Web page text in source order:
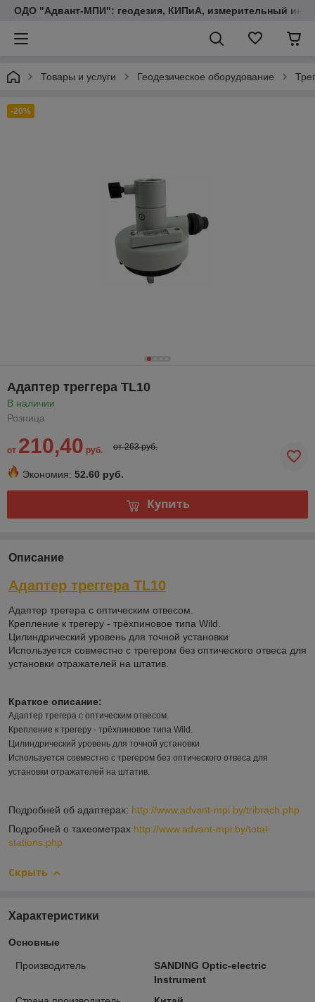
ОДО "Адвант-МПИ": геодезия, КИПиА, измерительный
Товары и услуги Геодезическое оборудование
-20%
Адаптер треггера TL10
В наличии
Розница
от 210,40 руб. от 263 руб.
Экономия: 52.60 руб.
Купить
Описание
Адаптер треггера TL10
Адаптер трегера c оптическим отвесом.
Крепление к трегеру - трёхпиновое типа Wild.
Цилиндрический уровень для точной установки
Используется совместно с трегером без оптического отвеса для
установки отражателей на штатив.
Краткое описание:
Адаптер трегера c оптическим отвесом.
Крепление к трегеру - трёхпиновое типа Wild.
Цилиндрический уровень для точной установки
Используется совместно с трегером без оптического отвеса для
установки отражателей на штатив.
Подробней об адаптерах: http://www.advant-mpi.by/tribrach.php
Подробней о тахеометрах http://www.advant-mpi.by/total-
stations.php
Скрыть
Характеристики
Основные
Производитель
SANDING Optic-electric
Instrument